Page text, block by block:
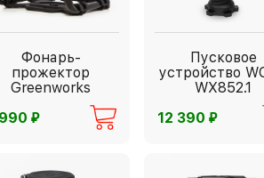
Фонарь-
прожектор
Greenworks
⃏
Пусковое
устройство
WX852.1
12 390 ⃏